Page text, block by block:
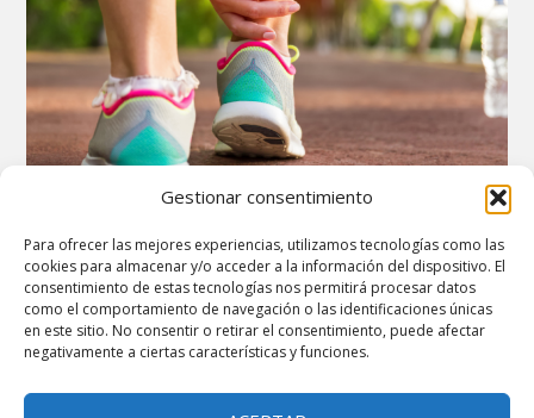
Gestionar consentimiento
Para ofrecer las mejores experiencias, utilizamos tecnologías como las
cookies para almacenar y/o acceder a la información del dispositivo. El
consentimiento de estas tecnologías nos permitirá procesar datos
como el comportamiento de navegación o las identificaciones únicas
en este sitio. No consentir o retirar el consentimiento, puede afectar
negativamente a ciertas características y funciones.
EN EL TOBILLO
pormigrandoaeuropa.com|Oct 24, 2022|Salud|0
La mayoría de los esguinces de grado 1 en el tobillo se
curan solos, pero el tratamiento para...